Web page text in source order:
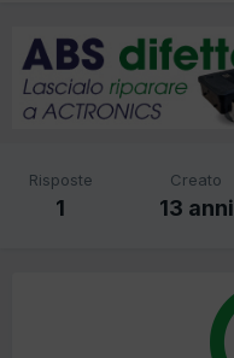
Risposte
1
Creato
13 anni